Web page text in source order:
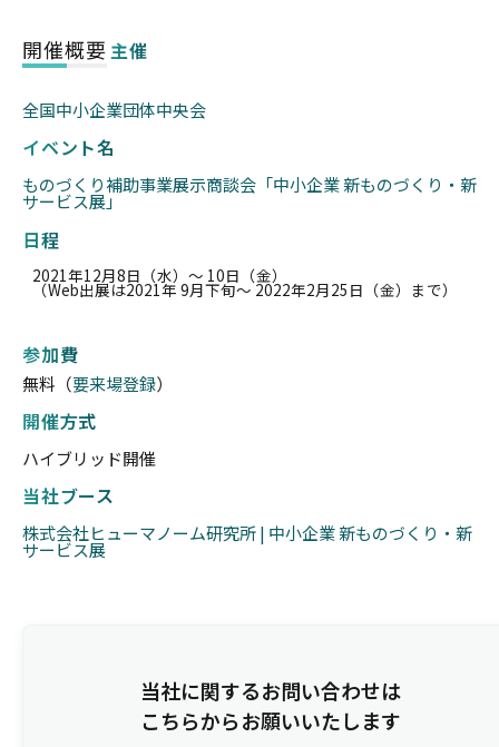
開催概要 主催
全国中小企業団体中央会
イベント名
ものづくり補助事業展示商談会「中小企業 新ものづくり・新
サービス展」
日程
2021年12月8日（水）〜 10日（金）
（Web出展は2021年 9月下旬～ 2022年2月25日（金）まで）
参加費
無料（要来場登録）
開催方式
ハイブリッド開催
当社ブース
株式会社ヒューマノーム研究所 | 中小企業 新ものづくり・新
サービス展
当社に関するお問い合わせは
こちらからお願いいたします